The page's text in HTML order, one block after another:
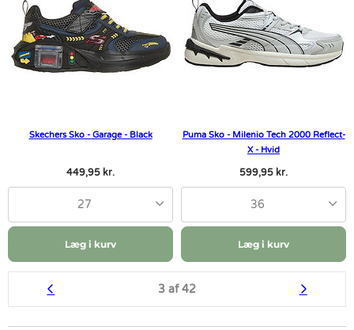
Skechers Sko - Garage - Black
449,95 kr.
27
Læg i kurv
Puma Sko - Milenio Tech 2000 Reflect-
X - Hvid
599,95 kr.
36
Læg i kurv
3 af 42